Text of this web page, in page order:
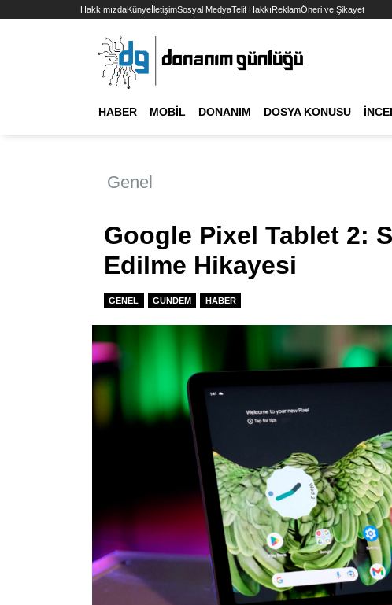
HakkımızdaKünyeİletişimSosyal MedyaTelif HakkıReklamÖneri ve Şikayet
HABER MOBIL DONANIM DOSYA KONUSU
Genel
Google Pixel Tablet 2:
Edilme Hikayesi
GENEL GUNDEM HABER